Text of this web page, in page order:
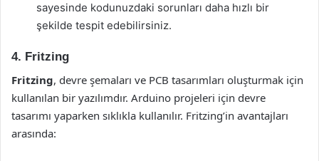
sayesinde kodunuzdaki sorunları daha hızlı bir
şekilde tespit edebilirsiniz.
4. Fritzing
Fritzing, devre şemaları ve PCB tasarımları oluşturmak için
kullanılan bir yazılımdır. Arduino projeleri için devre
tasarımı yaparken sıklıkla kullanılır. Fritzing’in avantajları
arasında: